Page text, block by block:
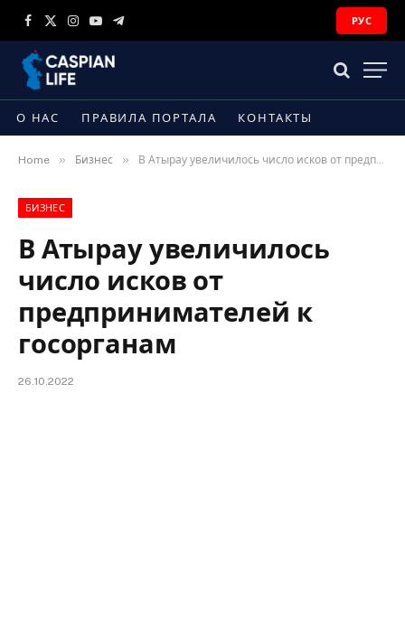
Facebook
X
Instagram
YouTubeTelegram
РУС
О НАС ПРАВИЛА ПОРТАЛА КОНТАКТЫ
Home » Бизнес » В Атырау увеличилось число исков от предпринимателей к госорганам
БИЗНЕС
В Атырау увеличилось
число исков от
предпринимателей к
госорганам
26.10.2022